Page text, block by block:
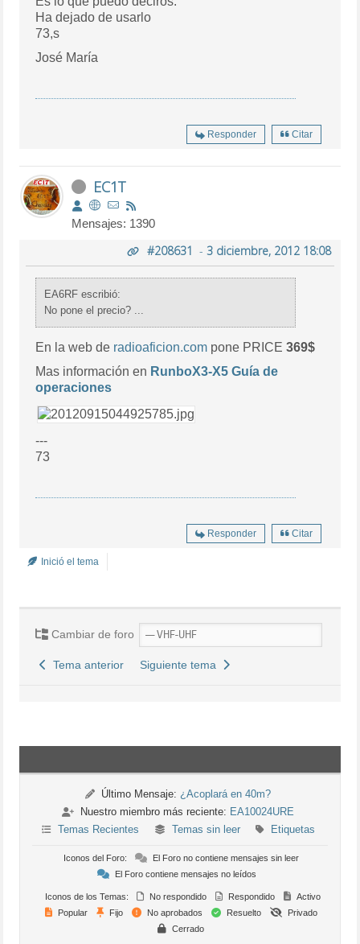
Ha dejado de usarlo
73,s
José María
Responder Citar
EC1T
Mensajes: 1390
#208631 - 3 diciembre, 2012 18:08
EA6RF escribió:
No pone el precio? ...
En la web de radioaficion.com pone PRICE369$
Mas información en RunboX3-X5 Guía de
operaciones
---
73
Responder Citar
Inició el tema
Cambiar de foro
Tema anterior Siguiente tema
Último Mensaje: ¿Acoplará en 40m?
Nuestro miembro más reciente: EA10024URE
Temas Recientes
Temas sin leer Etiquetas
Iconos del Foro:
El Foro no contiene mensajes sin leer
El Foro contiene mensajes no leídos
Iconos de los Temas: No respondido Respondido
Activo
Popular
Fijo No aprobados Resuelto
Privado
Cerrado